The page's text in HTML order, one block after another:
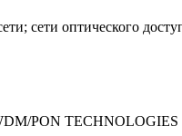
сети оптического
PON TECHNOLOGIES